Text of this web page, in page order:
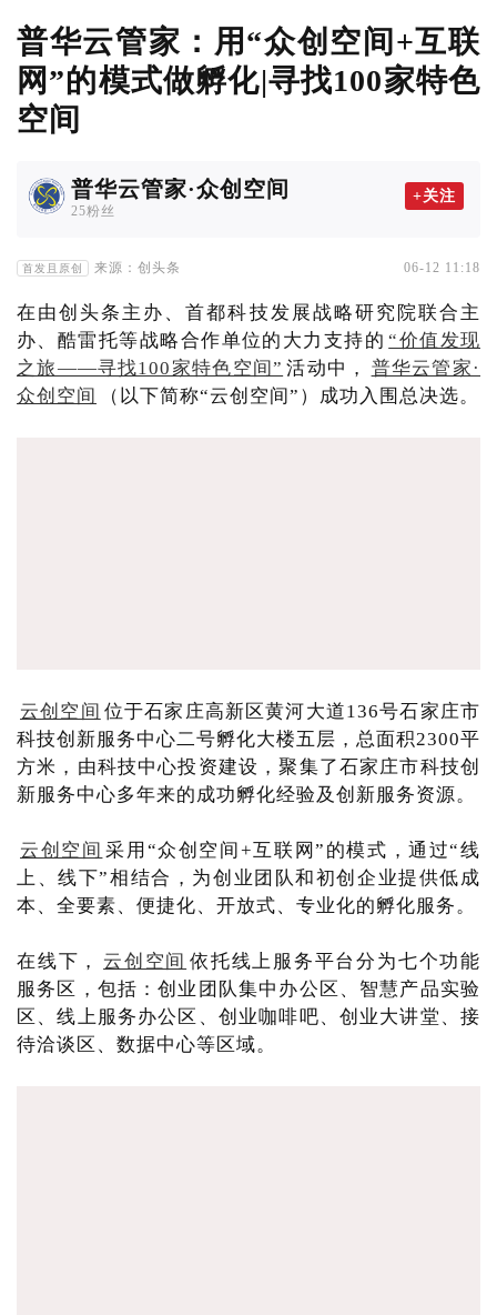
普华云管家：用“众创空间+互联
网”的模式做孵化|寻找100家特色
空间
普华云管家·众创空间
25粉丝
+关注
首发且原创 来源：创头条 06-12 11:18
在由创头条主办、首都科技发展战略研究院联合主
办、酷雷托等战略合作单位的大力支持的 “价值发现
之旅——寻找100家特色空间” 活动中，
普华云管家·
众创空间
（以下简称“云创空间”）成功入围总决选。
云创空间 位于石家庄高新区黄河大道136号石家庄市
科技创新服务中心二号孵化大楼五层，总面积2300平
方米，由科技中心投资建设，聚集了石家庄市科技创
新服务中心多年来的成功孵化经验及创新服务资源。
云创空间 采用“众创空间+互联网”的模式，通过“线
上、线下”相结合，为创业团队和初创企业提供低成
本、全要素、便捷化、开放式、专业化的孵化服务。
在线下， 云创空间 依托线上服务平台分为七个功能
服务区，包括：创业团队集中办公区、智慧产品实验
区、线上服务办公区、创业咖啡吧、创业大讲堂、接
待洽谈区、数据中心等区域。